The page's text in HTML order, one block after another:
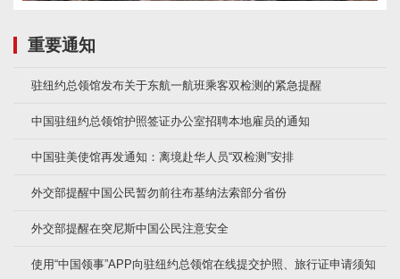
重要通知
驻纽约总领馆发布关于东航一航班乘客双检测的紧急提醒
中国驻纽约总领馆护照签证办公室招聘本地雇员的通知
中国驻美使馆再发通知：离境赴华人员“双检测”安排
外交部提醒中国公民暂勿前往布基纳法索部分省份
外交部提醒在突尼斯中国公民注意安全
使用“中国领事”APP向驻纽约总领馆在线提交护照、旅行证申请须知